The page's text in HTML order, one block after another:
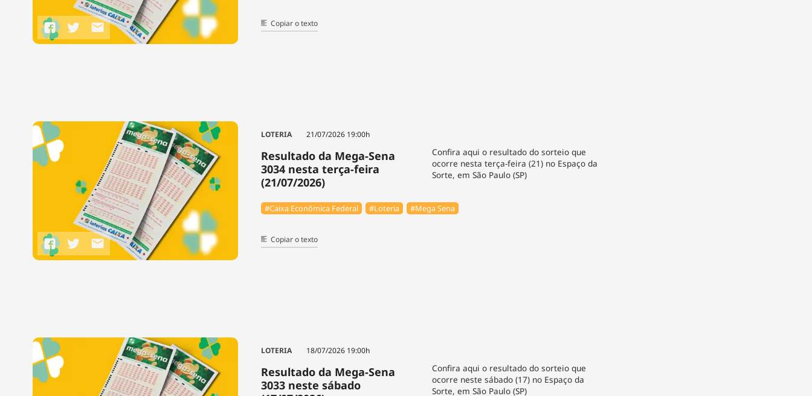
Copiar o texto
LOTERIA 21/07/2026 19:00h
Resultado da Mega-Sena
3034 nesta terça-feira
(21/07/2026)
Confira aqui o resultado do sorteio que
ocorre nesta terça-feira (21) no Espaço da
Sorte, em São Paulo (SP)
#Caixa Econômica Federal #Loteria #Mega Sena
Copiar o texto
LOTERIA 18/07/2026 19:00h
Resultado da Mega-Sena
3033 neste sábado
Confira aqui o resultado do sorteio que
ocorre neste sábado (17) no Espaço da
Sorte, em São Paulo (SP)